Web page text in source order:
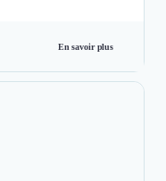
En savoir plus